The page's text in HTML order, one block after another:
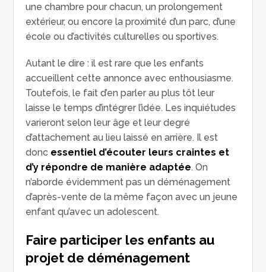
une chambre pour chacun, un prolongement
extérieur, ou encore la proximité d’un parc, d’une
école ou d’activités culturelles ou sportives.
Autant le dire : il est rare que les enfants
accueillent cette annonce avec enthousiasme.
Toutefois, le fait d’en parler au plus tôt leur
laisse le temps d’intégrer l’idée. Les inquiétudes
varieront selon leur âge et leur degré
d’attachement au lieu laissé en arrière. Il est
donc essentiel d’écouter leurs craintes et
d’y répondre de manière adaptée. On
n’aborde évidemment pas un déménagement
d’après-vente de la même façon avec un jeune
enfant qu’avec un adolescent.
Faire participer les enfants au
projet de déménagement